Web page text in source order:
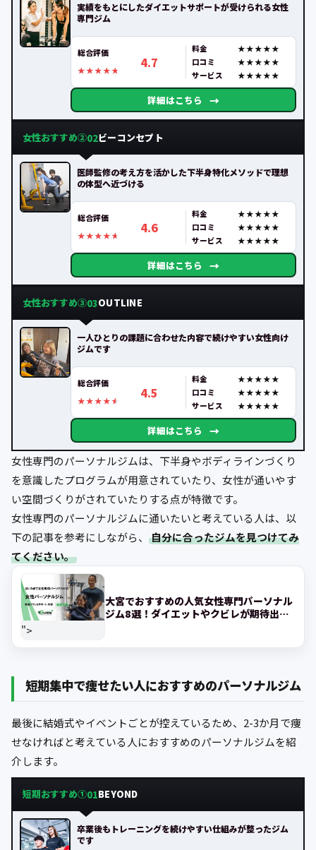
実績をもとにしたダイエットサポートが受けられる女性
専門ジム
総合評価
4.7
料金
口コミ
サービス
詳細はこちら →
女性おすすめ②02ビーコンセプト
医師監修の考え方を活かした下半身特化メソッドで理想
の体型へ近づける
総合評価
4.6
料金
口コミ
サービス
詳細はこちら →
女性おすすめ③03OUTLINE
一人ひとりの課題に合わせた内容で続けやすい女性向け
ジムです
総合評価
4.5
料金
口コミ
サービス
詳細はこちら →
女性専門のパーソナルジムは、下半身やボディラインづくり
を意識したプログラムが用意されていたり、女性が通いやす
い空間づくりがされていたりする点が特徴です。
女性専門のパーソナルジムに通いたいと考えている人は、以
下の記事を参考にしながら、
自分に合ったジムを見つけてみ
てください。
">
大宮でおすすめの人気女性専門パーソナル
ジム8選！ダイエットやクビレが期待出来
短期集中で痩せたい人におすすめのパーソナルジム
最後に結婚式やイベントごとが控えているため、2-3か月で痩
せなければと考えている人におすすめのパーソナルジムを紹
介します。
短期おすすめ①01BEYOND
卒業後もトレーニングを続けやすい仕組みが整ったジム
です